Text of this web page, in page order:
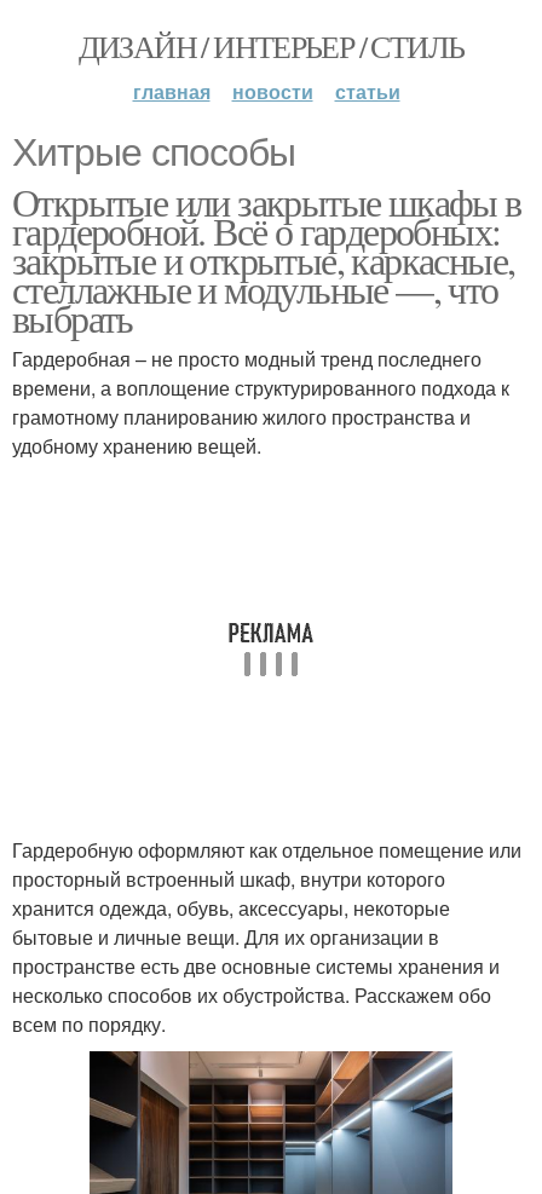
ДИЗАЙН / ИНТЕРЬЕР / СТИЛЬ
главная новости статьи
Хитрые способы
Открытые или закрытые шкафы в
гардеробной. Всё о гардеробных:
закрытые и открытые, каркасные,
стеллажные и модульные —, что
выбрать
Гардеробная – не просто модный тренд последнего
времени, а воплощение структурированного подхода к
грамотному планированию жилого пространства и
удобному хранению вещей.
Гардеробную оформляют как отдельное помещение или
просторный встроенный шкаф, внутри которого
хранится одежда, обувь, аксессуары, некоторые
бытовые и личные вещи. Для их организации в
пространстве есть две основные системы хранения и
несколько способов их обустройства. Расскажем обо
всем по порядку.